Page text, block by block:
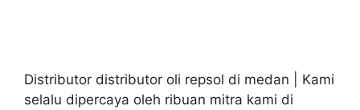
Distributor distributor oli repsol di medan | Kami
selalu dipercaya oleh ribuan mitra kami di